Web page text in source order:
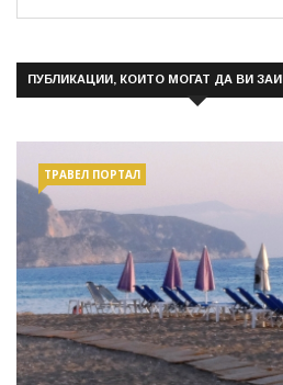
ПУБЛИКАЦИИ, КОИТО МОГАТ ДА ВИ
ТРАВЕЛ ПОРТАЛ